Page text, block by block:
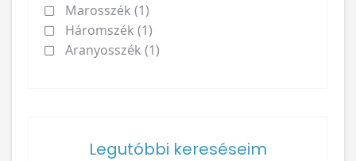
Marosszék (1)
Háromszék (1)
Aranyosszék (1)
Legutóbbi kereséseim